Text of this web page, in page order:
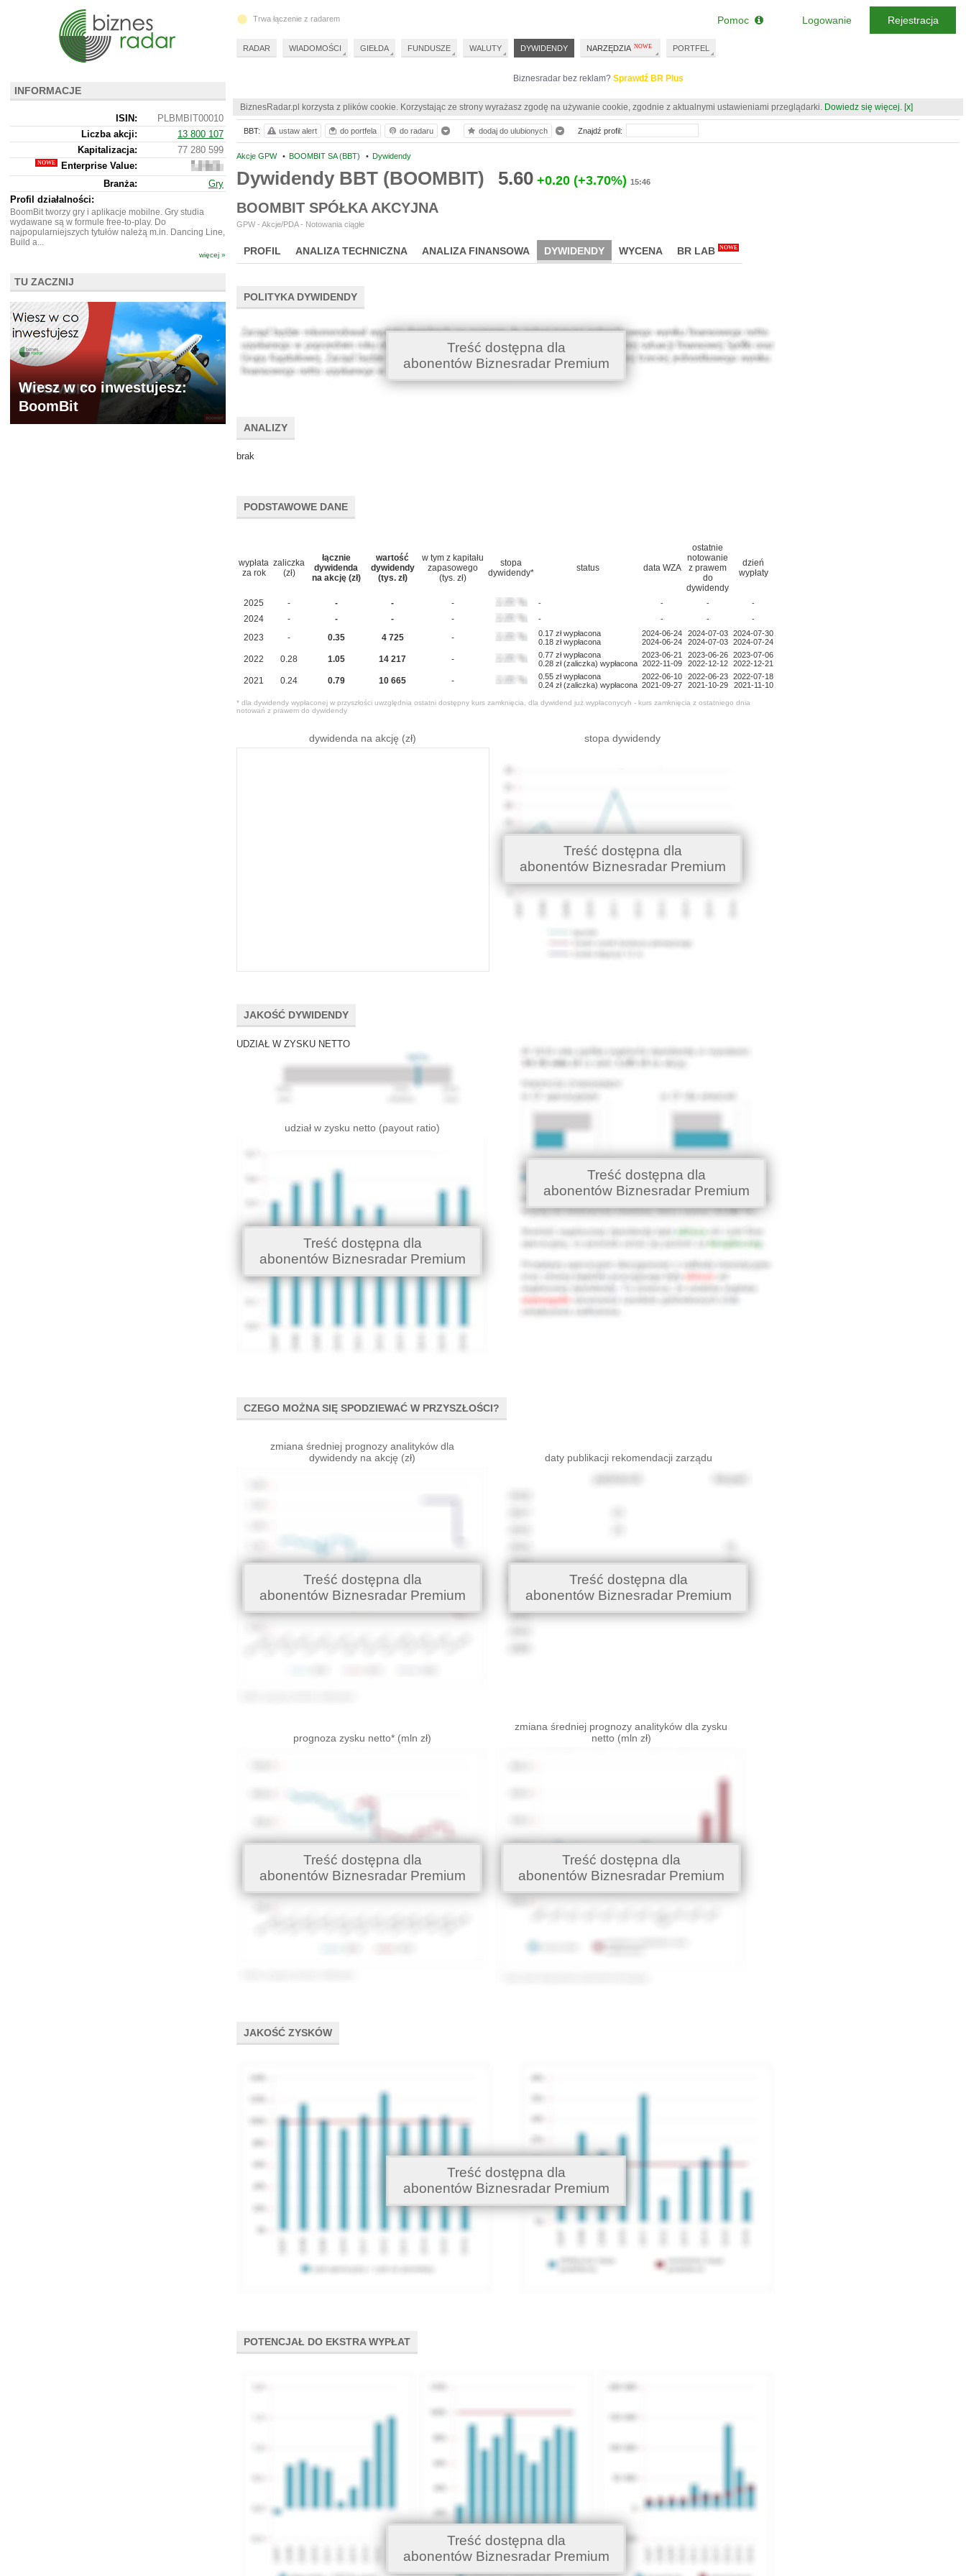
Biznesradar bez reklam? Sprawdź BR Plus
BiznesRadar.pl korzysta z plików cookie. Korzystając ze strony wyrażasz zgodę na używanie cookie, zgodnie z aktualnymi ustawieniami przeglądarki. Dowiedz się więcej. [x]
Akcje GPW • BOOMBIT SA (BBT) • Dywidendy
Dywidendy BBT (BOOMBIT) 5.60 +0.20 (+3.70%) 15:46
BOOMBIT SPÓŁKA AKCYJNA
GPW - Akcje/PDA - Notowania ciągłe
PROFIL ANALIZA TECHNICZNA ANALIZA FINANSOWA DYWIDENDY WYCENA BR LAB NOWE
POLITYKA DYWIDENDY
Treść dostępna dla
abonentów Biznesradar Premium
ANALIZY
brak
PODSTAWOWE DANE
wypłata
za rok
zaliczka
(zł)
łącznie
dywidenda
na akcję (zł)
wartość
dywidendy
(tys. zł)
w tym z kapitału
zapasowego
(tys. zł)
stopa
dywidendy*
status data WZA
ostatnie
notowanie
z prawem
do
dywidendy
dzień
wypłaty
2025 - - - - - - - -
2024 - - - - - - - -
2023 - 0.35 4 725 -
0.17 zł wypłacona
0.18 zł wypłacona
2024-06-24
2024-06-24
2024-07-03
2024-07-03
2024-07-30
2024-07-24
2022 0.28 1.05 14 217 -
0.77 zł wypłacona
0.28 zł (zaliczka) wypłacona
2023-06-21
2022-11-09
2023-06-26
2022-12-12
2023-07-06
2022-12-21
2021 0.24 0.79 10 665 -
0.55 zł wypłacona
0.24 zł (zaliczka) wypłacona
2022-06-10
2021-09-27
2022-06-23
2021-10-29
2022-07-18
2021-11-10
* dla dywidendy wypłaconej w przyszłości uwzględnia ostatni dostępny kurs zamknięcia, dla dywidend już wypłaconycyh - kurs zamknięcia z ostatniego dnia
notowań z prawem do dywidendy
dywidenda na akcję (zł) stopa dywidendy
Treść dostępna dla
abonentów Biznesradar Premium
JAKOŚĆ DYWIDENDY
UDZIAŁ W ZYSKU NETTO
udział w zysku netto (payout ratio)
Treść dostępna dla
abonentów Biznesradar Premium
Treść dostępna dla
abonentów Biznesradar Premium
CZEGO MOŻNA SIĘ SPODZIEWAĆ W PRZYSZŁOŚCI?
zmiana średniej prognozy analityków dla
dywidendy na akcję (zł)
Treść dostępna dla
abonentów Biznesradar Premium
daty publikacji rekomendacji zarządu
Treść dostępna dla
abonentów Biznesradar Premium
prognoza zysku netto* (mln zł)
Treść dostępna dla
abonentów Biznesradar Premium
zmiana średniej prognozy analityków dla zysku
netto (mln zł)
Treść dostępna dla
abonentów Biznesradar Premium
JAKOŚĆ ZYSKÓW
Treść dostępna dla
abonentów Biznesradar Premium
POTENCJAŁ DO EKSTRA WYPŁAT
Treść dostępna dla
abonentów Biznesradar Premium
BBT: ustaw alert do portfela do radaru dodaj do ulubionych Znajdź profil:
INFORMACJE
ISIN:
PLBMBIT00010
Liczba akcji:
13 800 107
Kapitalizacja:
77 280 599
Enterprise Value:
729
599
Branża:
Gry
Profil działalności:
BoomBit tworzy gry i aplikacje mobilne. Gry studia
wydawane są w formule free-to-play. Do
najpopularniejszych tytułów należą m.in. Dancing Line,
Build a...
więcej »
TU ZACZNIJ
Wiesz w co inwestujesz:
BoomBit
Trwa łączenie z radarem
RADAR WIADOMOŚCI GIEŁDA FUNDUSZE WALUTY DYWIDENDY NARZĘDZIA PORTFEL
Pomoc Logowanie Rejestracja